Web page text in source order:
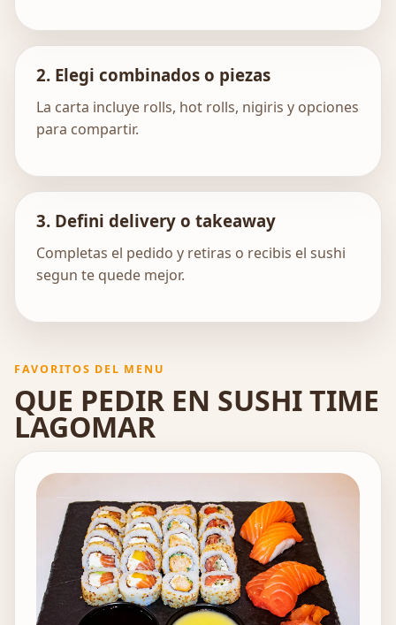
2. Elegi combinados o piezas
La carta incluye rolls, hot rolls, nigiris y opciones
para compartir.
3. Defini delivery o takeaway
Completas el pedido y retiras o recibis el sushi
segun te quede mejor.
FAVORITOS DEL MENU
QUE PEDIR EN SUSHI TIME
LAGOMAR